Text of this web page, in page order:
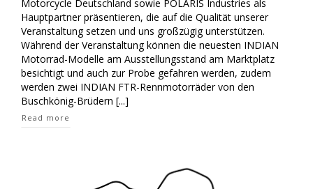
POLARIS
Industries
Motorcycle Deutschland sowie POLARIS Industries als
Hauptpartner präsentieren, die auf die Qualität unserer
Veranstaltung setzen und uns großzügig unterstützen.
Während der Veranstaltung können die neuesten INDIAN
Motorrad-Modelle am Ausstellungsstand am Marktplatz
besichtigt und auch zur Probe gefahren werden, zudem
werden zwei INDIAN FTR-Rennmotorräder von den
Buschkönig-Brüdern [...]
Read more